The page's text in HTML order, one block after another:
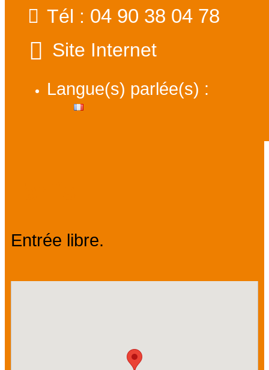
Tél : 04 90 38 04 78
Site Internet
Langue(s) parlée(s) :
Entrée libre.